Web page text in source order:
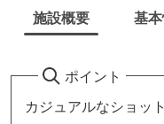
施設概要 基
ポイント
カジュアルなショッ